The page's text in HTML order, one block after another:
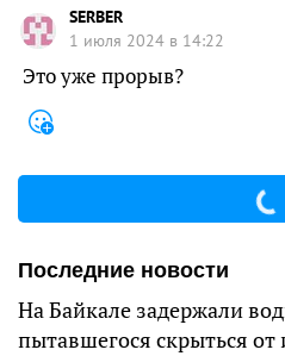
SERBER
1 июля 2024 в 14:22
Это уже прорыв?
Последние новости
На Байкале задержали
пытавшегося скрыться